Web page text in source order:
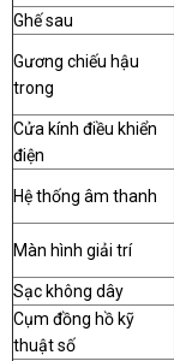
Ghế sau
Gương chiếu hậu
trong
Cửa kính điều khiển
điện
Hệ thống âm thanh
Màn hình giải trí
Sạc không dây
Cụm đồng hồ kỹ
thuật số